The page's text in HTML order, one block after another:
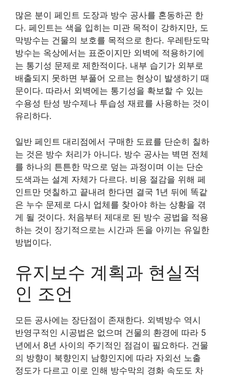
많은 분이 페인트 도장과 방수 공사를 혼동하곤 한
다. 페인트는 색을 입히는 미관 목적이 강하지만, 도
막방수는 건물의 보호를 목적으로 한다. 우레탄도막
방수는 옥상에서는 표준이지만 외벽에 적용하기에
는 통기성 문제로 제한적이다. 내부 습기가 외부로
배출되지 못하면 부풀어 오르는 현상이 발생하기 때
문이다. 따라서 외벽에는 통기성을 확보할 수 있는
수용성 탄성 방수제나 투습성 재료를 사용하는 것이
유리하다.
일반 페인트 대리점에서 구매한 도료를 단순히 칠하
는 것은 방수 처리가 아니다. 방수 공사는 벽면 전체
를 하나의 튼튼한 막으로 덮는 과정이며 이는 단순
도색과는 설계 자체가 다르다. 비용 절감을 위해 페
인트만 덧칠하고 끝내려 한다면 결국 1년 뒤에 똑같
은 누수 문제로 다시 업체를 찾아야 하는 상황을 겪
게 될 것이다. 처음부터 제대로 된 방수 공법을 적용
하는 것이 장기적으로는 시간과 돈을 아끼는 유일한
방법이다.
유지보수 계획과 현실적
인 조언
모든 공사에는 장단점이 존재한다. 외벽방수 역시
반영구적인 시공법은 없으며 건물의 환경에 따라 5
년에서 8년 사이의 주기적인 점검이 필요하다. 건물
의 방향이 북향인지 남향인지에 따라 자외선 노출
정도가 다르고 이로 인해 방수막의 경화 속도도 차